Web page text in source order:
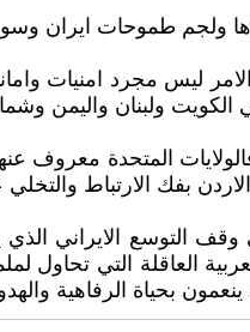
ولجم طموحات ايران
ليس مجرد امنيات
ولبنان واليمن
فالولايات المتحدة
بفك الارتباط
وقف التوسع الايراني
العاقلة التي تحاول
بحياة الرفاهية